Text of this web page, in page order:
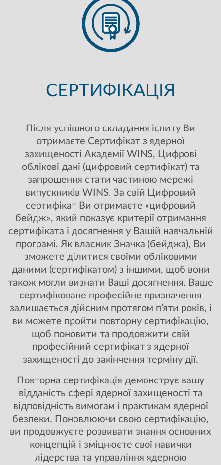
СЕРТИФІКАЦІЯ
Після успішного складання іспиту Ви
отримаєте Сертифікат з ядерної
захищеності Академії WINS, Цифрові
облікові дані (цифровий сертифікат) та
запрошення стати частиною мережі
випускників WINS. За свій Цифровий
сертифікат Ви отримаєте «цифровий
бейдж», який показує критерії отримання
сертифіката і досягнення у Вашій навчальній
програмі. Як власник Значка (бейджа), Ви
зможете ділитися своїми обліковими
даними (сертифікатом) з іншими, щоб вони
також могли визнати Ваші досягнення. Ваше
сертифіковане професійне призначення
залишається дійсним протягом п’яти років, і
ви можете пройти повторну сертифікацію,
щоб поновити та продовжити свій
професійний сертифікат з ядерної
захищеності до закінчення терміну дії.
Повторна сертифікація демонструє вашу
відданість сфері ядерної захищеності та
відповідність вимогам і практикам ядерної
безпеки. Поновлюючи свою сертифікацію,
ви продовжуєте розвивати знання основних
концепцій і зміцнюєте свої навички
лідерства та управління ядерною